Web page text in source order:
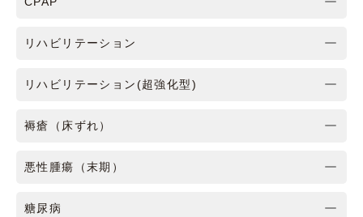
リハビリテーション
リハビリテーション(超強化型)
褥瘡（床ずれ）
悪性腫瘍（末期）
糖尿病